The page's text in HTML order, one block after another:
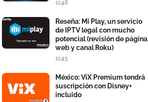
11:48
Reseña: Mi Play, un servicio
de IPTV legal con mucho
potencial (revisión de página
web y canal Roku)
11:45
México: ViX Premium tendrá
suscripción con Disney+
incluido